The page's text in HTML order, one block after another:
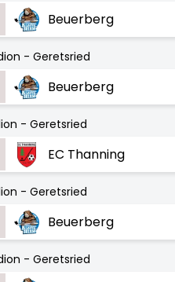
Beuerberg
- Geretsried
Beuerberg
- Geretsried
EC Thanning
- Geretsried
Beuerberg
- Geretsried